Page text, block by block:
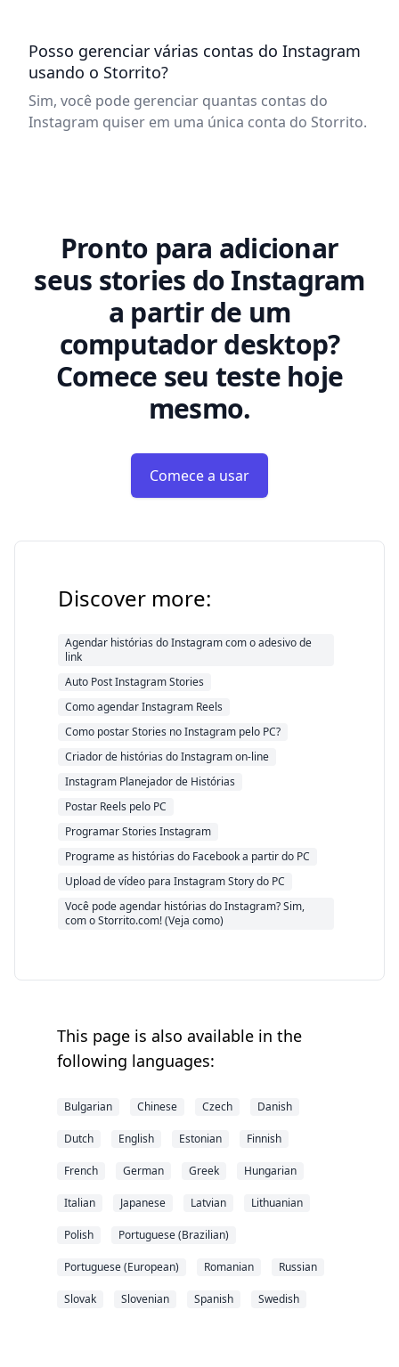
Posso gerenciar várias contas do Instagram
usando o Storrito?
Sim, você pode gerenciar quantas contas do
Instagram quiser em uma única conta do Storrito.
Pronto para adicionar
seus stories do Instagram
a partir de um
computador desktop?
Comece seu teste hoje
mesmo.
Comece a usar
Discover more:
Agendar histórias do Instagram com o adesivo de
link
Auto Post Instagram Stories
Como agendar Instagram Reels
Como postar Stories no Instagram pelo PC?
Criador de histórias do Instagram on-line
Instagram Planejador de Histórias
Postar Reels pelo PC
Programar Stories Instagram
Programe as histórias do Facebook a partir do PC
Upload de vídeo para Instagram Story do PC
Você pode agendar histórias do Instagram? Sim,
com o Storrito.com! (Veja como)
This page is also available in the
following languages:
Bulgarian Chinese Czech Danish
Dutch English Estonian Finnish
French German Greek Hungarian
Italian Japanese Latvian Lithuanian
Polish Portuguese (Brazilian)
Portuguese (European) Romanian Russian
Slovak Slovenian Spanish Swedish